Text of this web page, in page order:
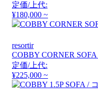
定価/上代:
¥180,000 ~
resortir
COBBY CORNER
定価/上代:
¥225,000 ~